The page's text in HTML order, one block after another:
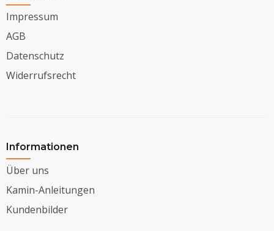
Impressum
AGB
Datenschutz
Widerrufsrecht
Informationen
Über uns
Kamin-Anleitungen
Kundenbilder